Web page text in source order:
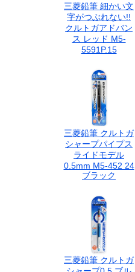
三菱鉛筆 細かい文
字がつぶれない!!
クルトガアドバン
ス レッド M5-
5591P.15
三菱鉛筆 クルトガ
シャープパイプス
ライドモデル
0.5mm M5-452 24
ブラック
三菱鉛筆 クルトガ